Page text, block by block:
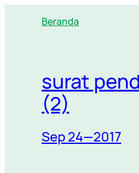
Beranda
surat
(2)
Sep 24—2017